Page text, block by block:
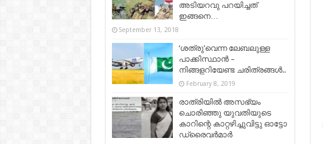
അടിയറവു പറയിച്ചത്
ഇങ്ങനെ…
September 13, 2018
‘ശത്രു’വെന്ന ലേബലുള്ള
പാക്കിസ്ഥാൻ –
നിങ്ങളറിയേണ്ട ചരിത്രങ്ങൾ..
February 8, 2019
രാത്രിയിൽ അസഭ്യം
ചൊരിഞ്ഞു യുവതിയുടെ
കാറിന്റെ കാറ്റഴിച്ചുവിട്ടു ഓട്ടോ
ഡ്രൈവർമാർ